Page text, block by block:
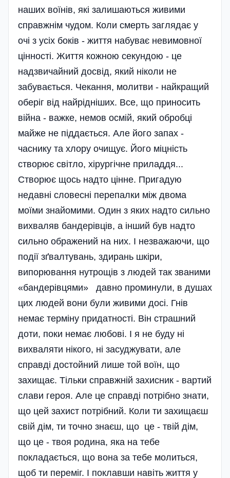
наших воїнів, які залишаються живими
справжнім чудом. Коли смерть заглядає у
очі з усіх боків - життя набуває невимовної
цін­ності. Життя кожною секундою - це
надзвичайний досвід, який ніколи не
забувається. Чекання, молитви - найкращий
оберіг від найрідніших. Все, що приносить
війна - важке, немов осмій, який обробці
майже не піддається. Але його запах -
часнику та хлору очищує. Його міцність
створює світло, хірургічне приладдя...
Створює щось надто цінне. Пригадую
недавні словесні перепалки між двома
моїми знайомими. Один з яких надто сильно
вихваляв бандерівців, а інший був надто
сильно ображений на них. І незважаючи, що
події зґвалтувань, здирань шкіри,
випорювання нутрощів з людей так званими
«бандерівцями» давно проминули, в душах
цих людей вони були живими досі. Гнів
немає терміну придатності. Він страшний
доти, поки немає любові. І я не буду ні
вихваляти нікого, ні засуджувати, але
справді достойний лише той воїн, що
захищає. Тільки справжній захисник - вартий
слави героя. Але це справді потрібно знати,
що цей захист потрібний. Коли ти захищаєш
свій дім, ти точно знаєш, що це - твій дім,
що це - твоя родина, яка на тебе
покладається, що вона за тебе молиться,
щоб ти переміг. І поклавши навіть життя у